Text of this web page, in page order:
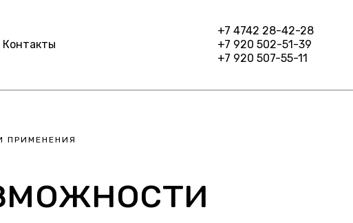
Контакты
+7 4742 28-42-28
+7 920 502-51-39
+7 920 507-55-11
ПРИМЕНЕНИЯ